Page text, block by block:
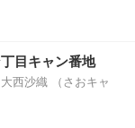
目キャン番地
西沙織 （さおキャ